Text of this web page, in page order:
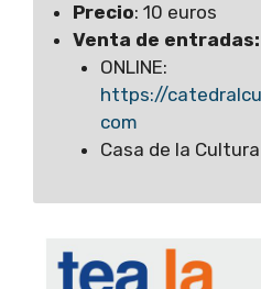
Precio: 10 euros
Venta de entradas:
ONLINE:
https://
com
Casa de la Cultura